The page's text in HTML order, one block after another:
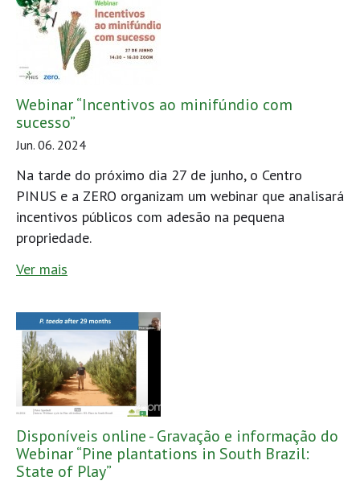
Webinar “Incentivos ao minifúndio com
sucesso”
Jun. 06. 2024
Na tarde do próximo dia 27 de junho, o Centro
PINUS e a ZERO organizam um webinar que analisará
incentivos públicos com adesão na pequena
propriedade.
Ver mais
Disponíveis online - Gravação e informação do
Webinar “Pine plantations in South Brazil:
State of Play”